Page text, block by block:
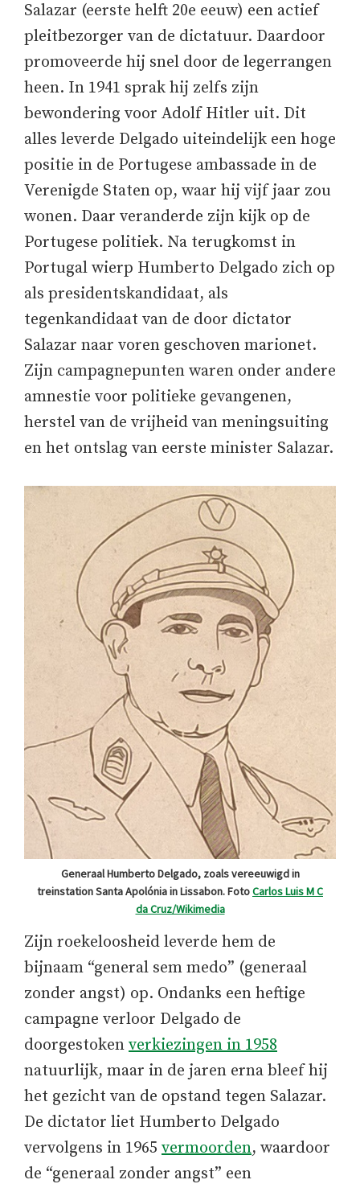
Salazar (eerste helft 20e eeuw) een actief
pleitbezorger van de dictatuur. Daardoor
promoveerde hij snel door de legerrangen
heen. In 1941 sprak hij zelfs zijn
bewondering voor Adolf Hitler uit. Dit
alles leverde Delgado uiteindelijk een hoge
positie in de Portugese ambassade in de
Verenigde Staten op, waar hij vijf jaar zou
wonen. Daar veranderde zijn kijk op de
Portugese politiek. Na terugkomst in
Portugal wierp Humberto Delgado zich op
als presidentskandidaat, als
tegenkandidaat van de door dictator
Salazar naar voren geschoven marionet.
Zijn campagnepunten waren onder andere
amnestie voor politieke gevangenen,
herstel van de vrijheid van meningsuiting
en het ontslag van eerste minister Salazar.
Generaal Humberto Delgado, zoals vereeuwigd in
treinstation Santa Apolónia in Lissabon. FotoCarlos Luis M C
da Cruz/Wikimedia
Zijn roekeloosheid leverde hem de
bijnaam “general sem medo” (generaal
zonder angst) op. Ondanks een heftige
campagne verloor Delgado de
doorgestoken verkiezingen in 1958
natuurlijk, maar in de jaren erna bleef hij
het gezicht van de opstand tegen Salazar.
De dictator liet Humberto Delgado
vervolgens in 1965 vermoorden, waardoor
de “generaal zonder angst” een